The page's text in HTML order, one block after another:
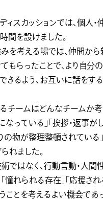
ィスカッションでは、個人・
間を設けました。
を考える場では、仲間か
もらったことで、より自分
きるよう、お互いに話をす
チームはどんなチームか考
なっている」「挨拶・返事が
の物が整理整頓されている
れました。
ではなく、行動言動・人間
憧れられる存在」「応援さ
ことを考えるよい機会であ